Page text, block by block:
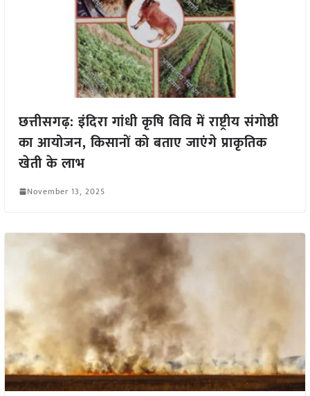
छत्तीसगढ़: इंदिरा गांधी कृषि विवि में राष्ट्रीय संगोष्ठी
का आयोजन, किसानों को बताए जाएंगे प्राकृतिक
खेती के लाभ
November 13, 2025